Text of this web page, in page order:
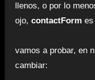
llenos, o por lo
ojo, contactForm es
vamos a probar, en
cambiar: